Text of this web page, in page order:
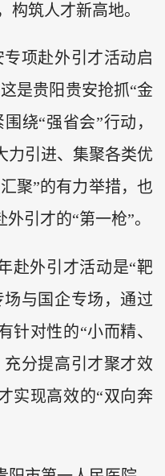
构筑人才新高地。
项赴外引才活动启
是贵阳贵安抢抓“金
绕“强省会”行动，
力引进、集聚各类优
聚”的有力举措，也
引才的“第一枪”。
赴外引才活动是“靶
与国企专场，通过
针对性的“小而精、
分提高引才聚才效
实现高效的“双向奔